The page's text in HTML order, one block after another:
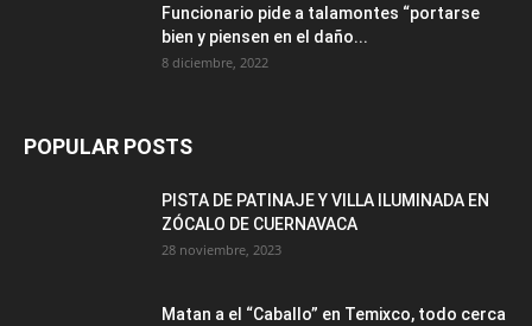
Funcionario pide a talamontes “portarse
bien y piensen en el daño...
8 diciembre, 2022
POPULAR POSTS
PISTA DE PATINAJE Y VILLA ILUMINADA EN
ZÓCALO DE CUERNAVACA
28 noviembre, 2023
Matan a el “Caballo” en Temixco, todo cerca